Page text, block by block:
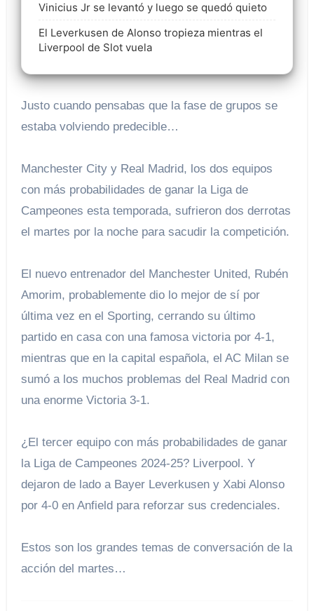
Vinicius Jr se levantó y luego se quedó quieto
El Leverkusen de Alonso tropieza mientras el
Liverpool de Slot vuela
Justo cuando pensabas que la fase de grupos se
estaba volviendo predecible…
Manchester City y Real Madrid, los dos equipos
con más probabilidades de ganar la Liga de
Campeones esta temporada, sufrieron dos derrotas
el martes por la noche para sacudir la competición.
El nuevo entrenador del Manchester United, Rubén
Amorim, probablemente dio lo mejor de sí por
última vez en el Sporting, cerrando su último
partido en casa con una famosa victoria por 4-1,
mientras que en la capital española, el AC Milan se
sumó a los muchos problemas del Real Madrid con
una enorme Victoria 3-1.
¿El tercer equipo con más probabilidades de ganar
la Liga de Campeones 2024-25? Liverpool. Y
dejaron de lado a Bayer Leverkusen y Xabi Alonso
por 4-0 en Anfield para reforzar sus credenciales.
Estos son los grandes temas de conversación de la
acción del martes…